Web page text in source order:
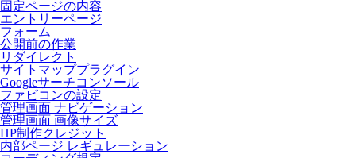
固定ページの内容
エントリーページ
フォーム
公開前の作業
リダイレクト
サイトマッププラグイン
Googleサーチコンソール
ファビコンの設定
管理画面 ナビゲーション
管理画面 画像サイズ
HP制作クレジット
内部ページ レギュレーション